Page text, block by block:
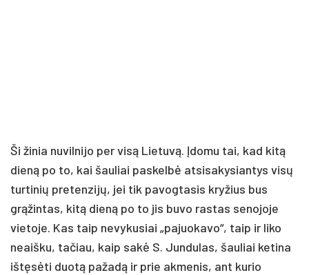
Ši žinia nuvilnijo per visą Lietuvą. Įdomu tai, kad kitą
dieną po to, kai šauliai paskelbė atsisakysiantys visų
turtinių pretenzijų, jei tik pavogtasis kryžius bus
grąžintas, kitą dieną po to jis buvo rastas senojoje
vietoje. Kas taip nevykusiai „pajuokavo“, taip ir liko
neaišku, tačiau, kaip sakė S. Jundulas, šauliai ketina
ištęsėti duotą pažadą ir prie akmenis, ant kurio